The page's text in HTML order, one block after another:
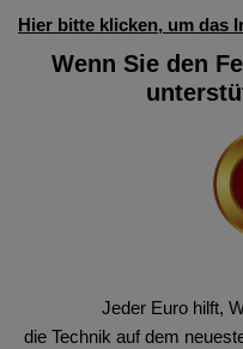
Hier bitte klicken, um das
Wenn Sie den
Jeder Euro hilft,
die Technik auf dem